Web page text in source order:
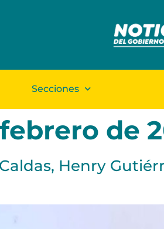
Secciones
de
Henry